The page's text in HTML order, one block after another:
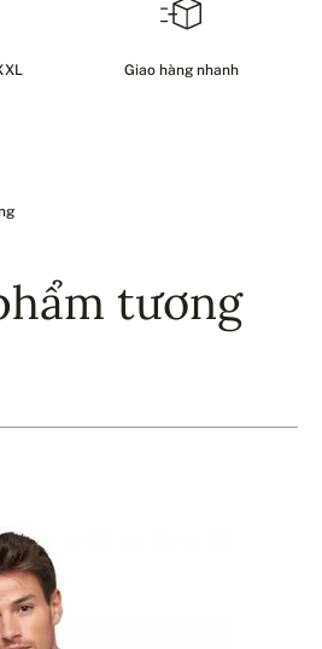
Giao hàng nhanh
tương